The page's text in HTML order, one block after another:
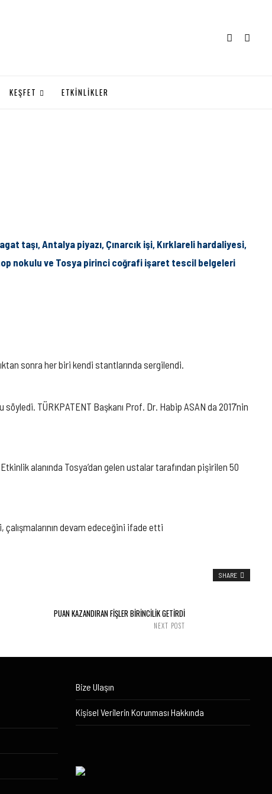
KEŞFET ETKİNLİKLER
taşı, Antalya piyazı, Çınarcık işi, Kırklareli hardaliyesi,
nokulu ve Tosya pirinci coğrafi işaret tescil belgeleri
sonra her biri kendi stantlarında sergilendi.
TÜRKPATENT Başkanı Prof. Dr. Habip ASAN da 2017’nin
alanında Tosya’dan gelen ustalar tarafından pişirilen 50
devam edeceğini ifade etti
SHARE
PUAN KAZANDIRAN FİŞLER BİRİNCİLİK GETİRDİ
NEXT POST
Bize Ulaşın
Kişisel Verilerin Korunması Hakkında